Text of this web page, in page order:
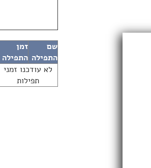
שם
התפילה
זמן
התפילה
לא עודכנו זמני
תפילות